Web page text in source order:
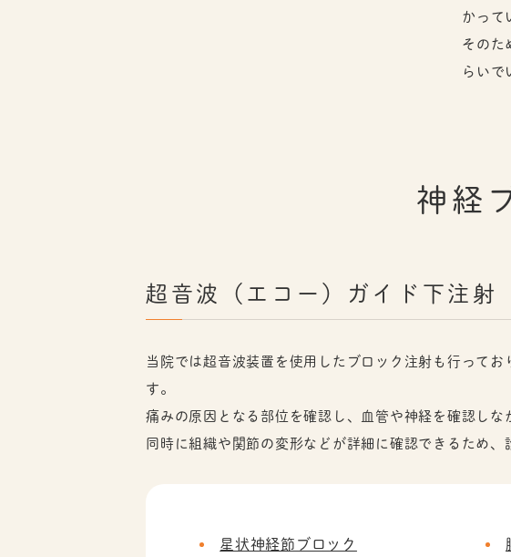
かって
そのた
らいで
神経
超音波（エコー）ガイド下注射
当院では超音波装置を使用したブロック注射も行って
す。
痛みの原因となる部位を確認し、血管や神経を確認しな
同時に組織や関節の変形などが詳細に確認できるため、
星状神経節ブロック